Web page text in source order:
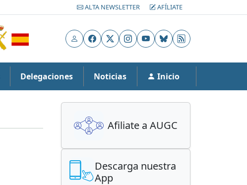
ALTA NEWSLETTER AFÍLIATE
UsuarioFacebook
X Instagram
YouTubeBluesky
RSS
Delegaciones Noticias Inicio
Afiliate a AUGC
Descarga nuestra
App